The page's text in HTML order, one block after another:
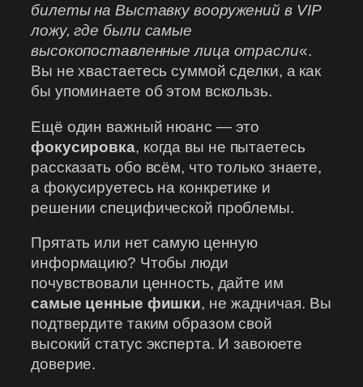
билеты на Выставку вооружений в VIP
ложу, где были самые
высокопоставленные лица отрасли«.
Вы не хвастаетесь суммой сделки, а как
бы упоминаете об этом вскользь.
Ещё один важный нюанс — это
фокусировка, когда вы не пытаетесь
рассказать обо всём, что только знаете,
а фокусируетесь на конкретике и
решении специфической проблемы.
Прятать или нет самую ценную
информацию? Чтобы люди
почувствовали ценность, дайте им
самые ценные фишки, не жадничая. Вы
подтвердите таким образом свой
высокий статус эксперта. И завоюете
доверие.